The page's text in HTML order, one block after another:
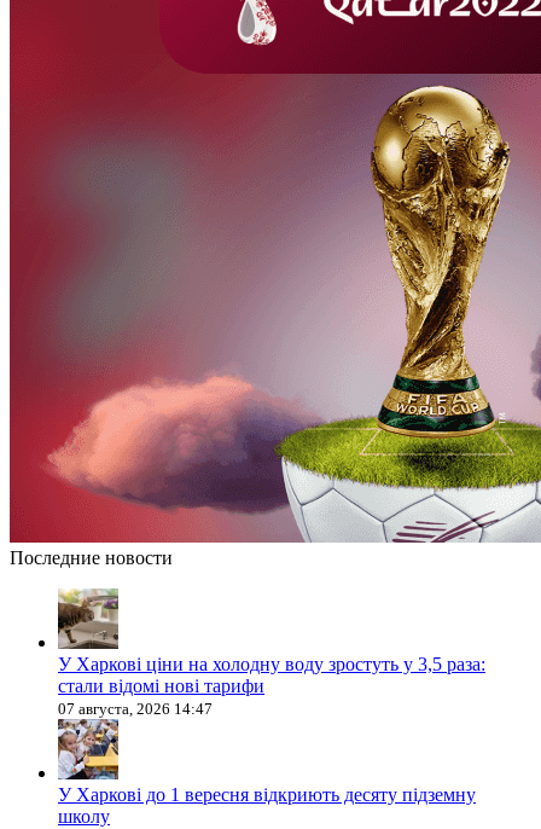
Последние новости
У Харкові ціни на холодну воду зростуть у 3,5 раза:
стали відомі нові тарифи
07 августа, 2026 14:47
У Харкові до 1 вересня відкриють десяту підземну
школу